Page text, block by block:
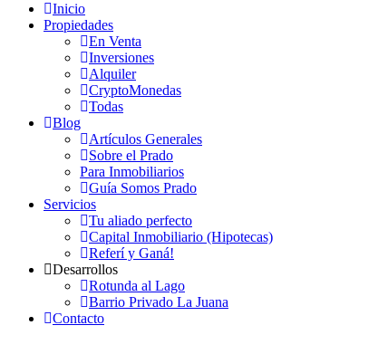
Inicio
Propiedades
En Venta
Inversiones
Alquiler
CryptoMonedas
Todas
Blog
Artículos Generales
Sobre el Prado
Para Inmobiliarios
Guía Somos Prado
Servicios
Tu aliado perfecto
Capital Inmobiliario (Hipotecas)
Referí y Ganá!
Desarrollos
Rotunda al Lago
Barrio Privado La Juana
Contacto